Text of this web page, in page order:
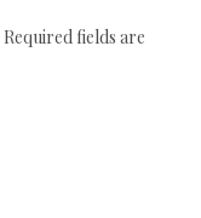
Required fields are